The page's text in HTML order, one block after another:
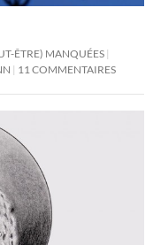
ÊTRE) MANQUÉES
11 COMMENTAIRES